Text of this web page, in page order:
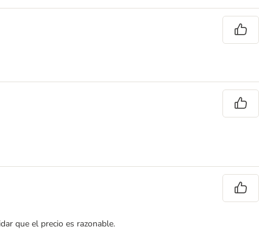
que el precio es razonable.